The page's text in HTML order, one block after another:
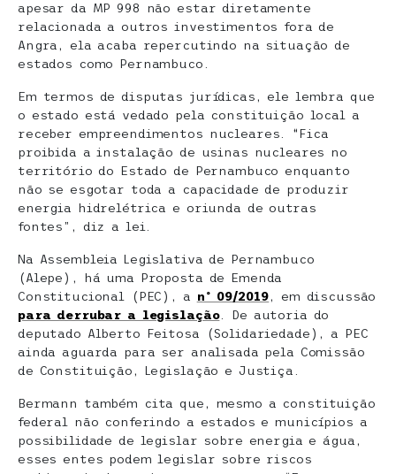
apesar da MP 998 não estar diretamente
relacionada a outros investimentos fora de
Angra, ela acaba repercutindo na situação de
estados como Pernambuco.
Em termos de disputas jurídicas, ele lembra que
o estado está vedado pela constituição local a
receber empreendimentos nucleares. “Fica
proibida a instalação de usinas nucleares no
território do Estado de Pernambuco enquanto
não se esgotar toda a capacidade de produzir
energia hidrelétrica e oriunda de outras
fontes”, diz a lei.
Na Assembleia Legislativa de Pernambuco
(Alepe), há uma Proposta de Emenda
Constitucional (PEC), a nº 09/2019, em discussão
para derrubar a legislação. De autoria do
deputado Alberto Feitosa (Solidariedade), a PEC
ainda aguarda para ser analisada pela Comissão
de Constituição, Legislação e Justiça.
Bermann também cita que, mesmo a constituição
federal não conferindo a estados e municípios a
possibilidade de legislar sobre energia e água,
esses entes podem legislar sobre riscos